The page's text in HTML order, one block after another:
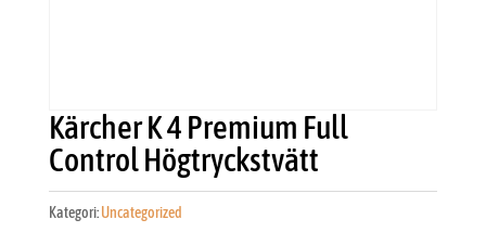
Kärcher K 4 Premium Full
Control Högtryckstvätt
Kategori:Uncategorized